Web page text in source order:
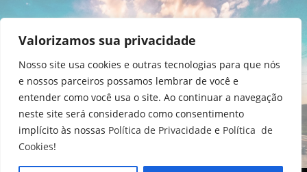
Valorizamos sua privacidade
Nosso site usa cookies e outras tecnologias para que nós
e nossos parceiros possamos lembrar de você e
entender como você usa o site. Ao continuar a navegação
neste site será considerado como consentimento
implícito às nossas Política de Privacidade e Política de
Cookies!
CNPJ: 11.097.391/0001-20